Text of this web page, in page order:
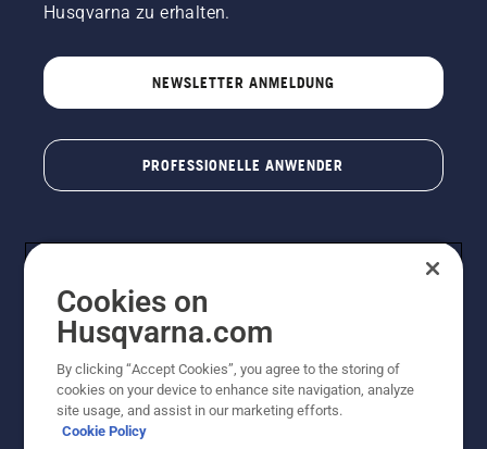
Husqvarna zu erhalten.
NEWSLETTER ANMELDUNG
PROFESSIONELLE ANWENDER
© Husqvarna AB (publ). Alle Rechte vorbehalten. Bei
den Preisangaben handelt es sich um unverbindliche
Preisempfehlungen in Euro inkl. der gesetzlichen
Cookies on
Husqvarna.com
By clicking “Accept Cookies”, you agree to the storing of
cookies on your device to enhance site navigation, analyze
site usage, and assist in our marketing efforts.
Cookie Policy